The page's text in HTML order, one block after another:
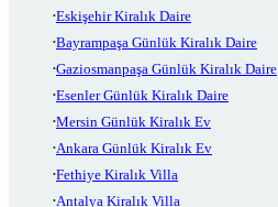
Eskişehir Kiralık Daire
Bayrampaşa Günlük Kiralık Daire
Gaziosmanpaşa Günlük Kiralık Daire
Esenler Günlük Kiralık Daire
Mersin Günlük Kiralık Ev
Ankara Günlük Kiralık Ev
Fethiye Kiralık Villa
Antalya Kiralık Villa